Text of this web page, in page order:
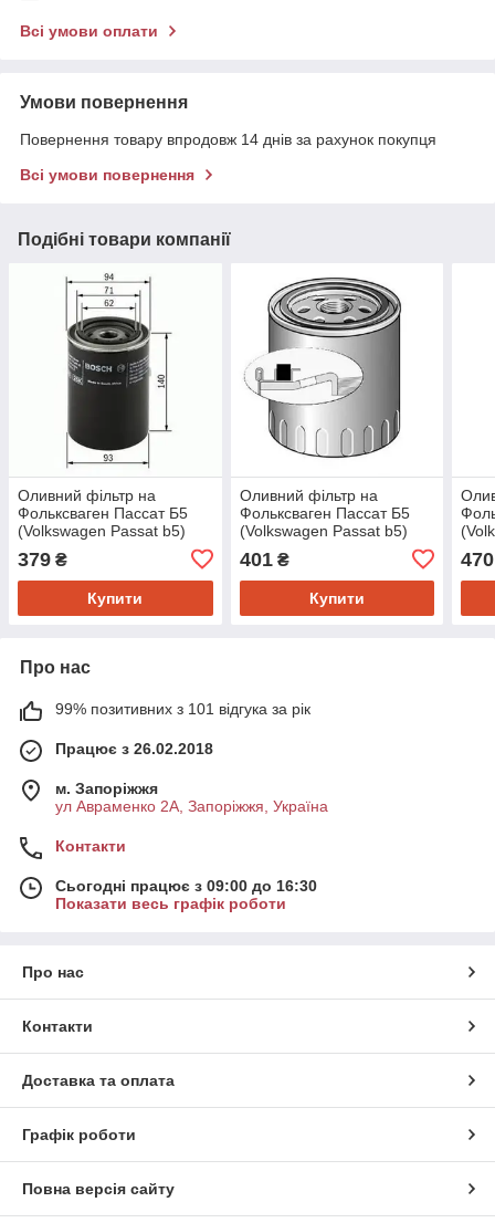
Всі умови оплати
Умови повернення
Повернення товару впродовж 14 днів за рахунок покупця
Всі умови повернення
Подібні товари компанії
Оливний фільтр на
Фольксваген Пассат Б5
(Volkswagen Passat b5)
0451103346
379 ₴
Купити
Оливний фільтр на
Фольксваген Пассат Б5
(Volkswagen Passat b5)
LS278
401₴
Купити
470
Про нас
99% позитивних з 101 відгука за рік
Працює з 26.02.2018
м. Запоріжжя
ул Авраменко 2А, Запоріжжя, Україна
Контакти
Сьогодні працює з 09:00 до 16:30
Показати весь графік роботи
Про нас
Контакти
Доставка та оплата
Графік роботи
Повна версія сайту